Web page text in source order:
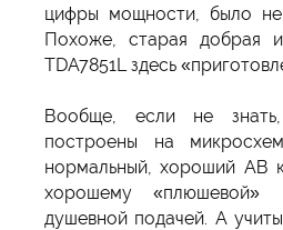
цифры мощности, было
Похоже, старая добрая
TDA7851L здесь
Вообще, если не
построены на
нормальный, хороший АВ
хорошему
душевной подачей. А